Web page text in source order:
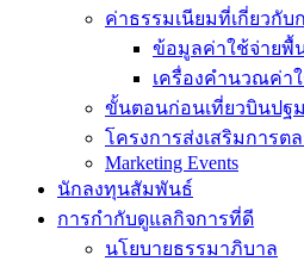
ค่าธรรมเนียมที่เกี่ยวกับ
ข้อมูลค่าใช้จ่ายพื้
เครื่องคำนวณค่า
ขั้นตอนก่อนเที่ยวบินปฐ
โครงการส่งเสริมการต
Marketing Events
นักลงทุนสัมพันธ์
การกำกับดูแลกิจการที่ดี
นโยบายธรรมาภิบาล